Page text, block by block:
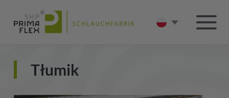
Tłumik